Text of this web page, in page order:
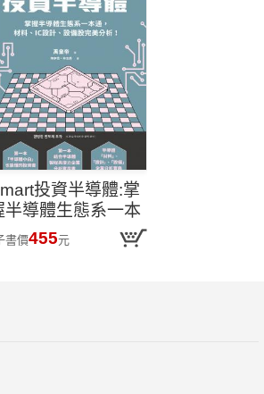
投資半導體:掌
半導體生態系一本
材料、設計、設備
股完美分析!
書價455元